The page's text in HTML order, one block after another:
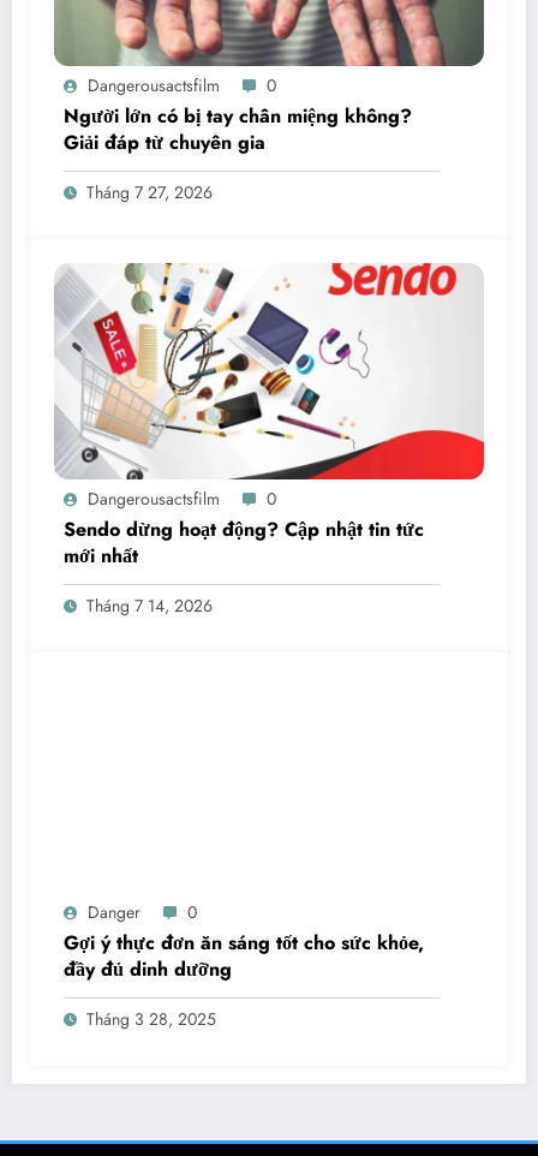
Dangerousactsfilm 0
Người lớn có bị tay chân miệng không?
Giải đáp từ chuyên gia
Tháng 7 27, 2026
Dangerousactsfilm 0
Sendo dừng hoạt động? Cập nhật tin tức
mới nhất
Tháng 7 14, 2026
Danger 0
Gợi ý thực đơn ăn sáng tốt cho sức khỏe,
đầy đủ dinh dưỡng
Tháng 3 28, 2025